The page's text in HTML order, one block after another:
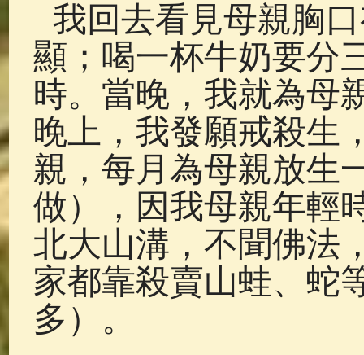
我回去看見母親胸
顯；喝一杯牛奶要分
時。當晚，我就為母
晚上，我發願戒殺生
親，每月為母親放生
做），因我母親年輕
北大山溝，不聞佛法
家都靠殺賣山蛙、蛇
多）。